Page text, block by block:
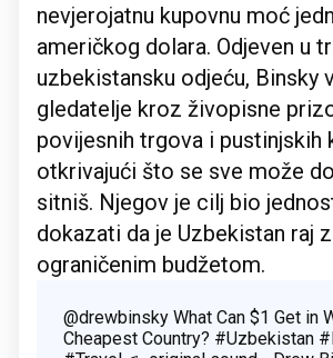
nevjerojatnu kupovnu moć
američkog dolara. Odjeven u
uzbekistansku odjeću, Binsky
gledatelje kroz živopisne
povijesnih trgova i pustinjskih
otkrivajući što se sve može
sitniš. Njegov je cilj bio
dokazati da je Uzbekistan raj
ograničenim budžetom.
@drewbinsky What Can $1 Get in
Cheapest Country? #Uzbekistan